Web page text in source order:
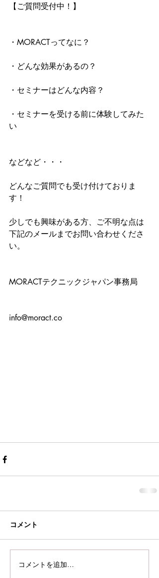
【ご質問受付中！】
・MORACTってなに？
・どんな効果があるの？
・セミナーはどんな内容？
・セミナーを受ける前に体験してみた
い
などなど・・・
どんなご質問でも受け付けておりま
す！
少しでも興味がある方、ご不明な点は
下記のメールまでお問い合わせくださ
い。
MORACTテクニックジャパン事務局
info@moract.co
コメント
コメントを追加…